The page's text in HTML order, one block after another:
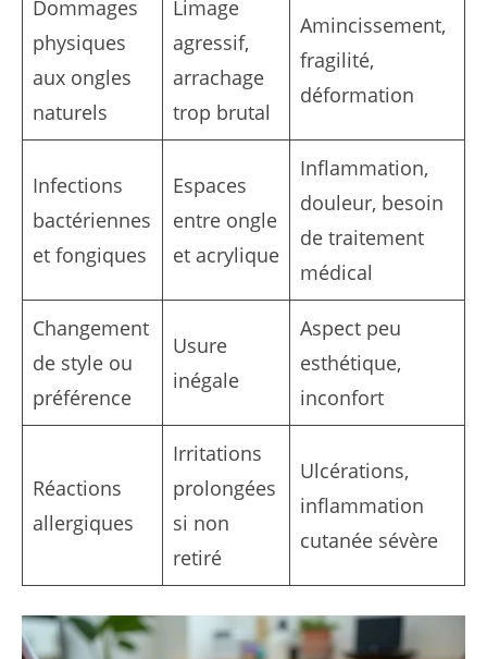
Dommages
physiques
aux ongles
naturels
Limage
agressif,
arrachage
trop brutal
Amincissement,
fragilité,
déformation
Infections
bactériennes
et fongiques
Espaces
entre ongle
et acrylique
Inflammation,
douleur, besoin
de traitement
médical
Changement
de style ou
préférence
Usure
inégale
Aspect peu
esthétique,
inconfort
Réactions
allergiques
Irritations
prolongées
si non
retiré
Ulcérations,
inflammation
cutanée sévère